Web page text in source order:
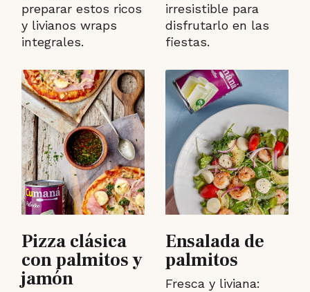
preparar estos ricos
y livianos wraps
integrales.
irresistible para
disfrutarlo en las
fiestas.
Pizza clásica
con palmitos y
jamón
Ensalada de
palmitos
Fresca y liviana: